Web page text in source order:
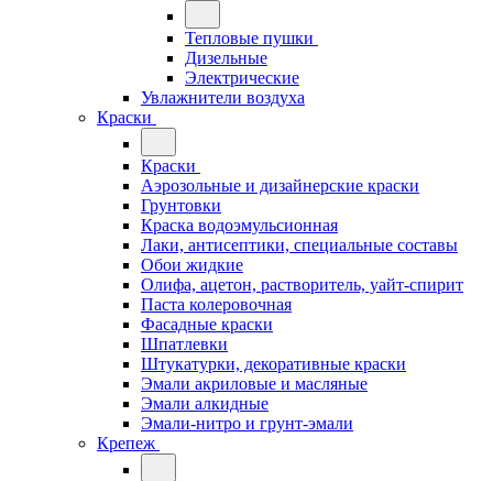
Тепловые пушки
Дизельные
Электрические
Увлажнители воздуха
Краски
Краски
Аэрозольные и дизайнерские краски
Грунтовки
Краска водоэмульсионная
Лаки, антисептики, специальные составы
Обои жидкие
Олифа, ацетон, растворитель, уайт-спирит
Паста колеровочная
Фасадные краски
Шпатлевки
Штукатурки, декоративные краски
Эмали акриловые и масляные
Эмали алкидные
Эмали-нитро и грунт-эмали
Крепеж